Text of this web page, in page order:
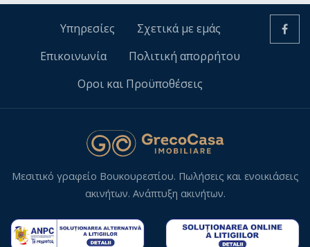
Υπηρεσίες
Σχετικά με εμάς
Επικοινωνία
Πολιτική απορρήτου
Οροι και Προϋποθέσεις
Μεσιτικό γραφείο Βουκουρεστίου. Πωλήσεις και ενοικιάσεις
ακινήτων. Ανάπτυξη ακινήτων.